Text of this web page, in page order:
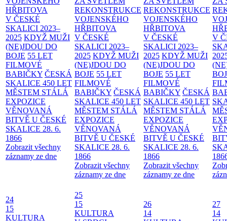
HŘBITOVA
V ČESKÉ
SKALICI 2023–
2025 KDYŽ MUŽI
(NE)JDOU DO
BOJE 55 LET
FILMOVÉ
BABIČKY ČESKÁ
SKALICE 450 LET
MĚSTEM STÁLÁ
EXPOZICE
VĚNOVANÁ
BITVĚ U ČESKÉ
SKALICE 28. 6.
1866
Zobrazit všechny
záznamy ze dne
REKONSTRUKCE
VOJENSKÉHO
HŘBITOVA
V ČESKÉ
SKALICI 2023–
2025 KDYŽ MUŽI
(NE)JDOU DO
BOJE 55 LET
FILMOVÉ
BABIČKY ČESKÁ
SKALICE 450 LET
MĚSTEM STÁLÁ
EXPOZICE
VĚNOVANÁ
BITVĚ U ČESKÉ
SKALICE 28. 6.
1866
Zobrazit všechny
záznamy ze dne
REKONSTRUKCE
VOJENSKÉHO
HŘBITOVA
V ČESKÉ
SKALICI 2023–
2025 KDYŽ MUŽI
(NE)JDOU DO
BOJE 55 LET
FILMOVÉ
BABIČKY ČESKÁ
SKALICE 450 LET
MĚSTEM STÁLÁ
EXPOZICE
VĚNOVANÁ
BITVĚ U ČESKÉ
SKALICE 28. 6.
1866
Zobrazit všechny
záznamy ze dne
V
24
15
KULTURA
25
15
KULTURA
26
14
27
14